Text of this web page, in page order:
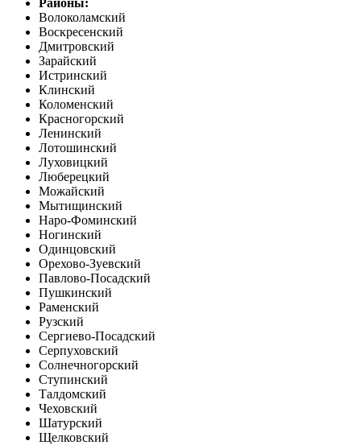
Районы:
Волоколамский
Воскресенский
Дмитровский
Зарайский
Истринский
Клинский
Коломенский
Красногорский
Ленинский
Лотошинский
Луховицкий
Люберецкий
Можайский
Мытищинский
Наро-Фоминский
Ногинский
Одинцовский
Орехово-Зуевский
Павлово-Посадский
Пушкинский
Раменский
Рузский
Сергиево-Посадский
Серпуховский
Солнечногорский
Ступинский
Талдомский
Чеховский
Шатурский
Щелковский